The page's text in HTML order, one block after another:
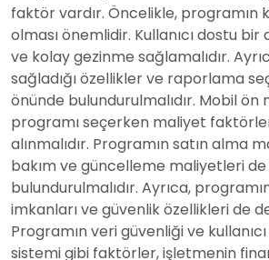
faktör vardır. Öncelikle, programın
olması önemlidir. Kullanıcı dostu bir
ve kolay gezinme sağlamalıdır.
sağladığı özellikler ve raporlama
önünde bulundurulmalıdır. Mobil ön
programı seçerken maliyet
alınmalıdır. Programın satın alma
bakım ve güncelleme maliyetleri
bulundurulmalıdır. Ayrıca,
imkanları ve güvenlik özellikleri de
Programın veri güvenliği ve
sistemi gibi faktörler, işletmenin